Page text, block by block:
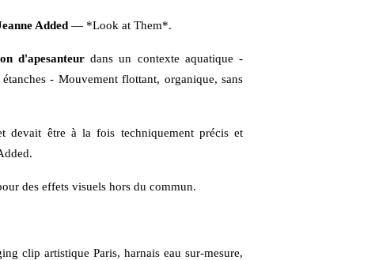
Added — *Look at Them*.
d'apesanteur dans un contexte aquatique -
- Mouvement flottant, organique, sans
être à la fois techniquement précis et
des effets visuels hors du commun.
clip artistique Paris, harnais eau sur-mesure,